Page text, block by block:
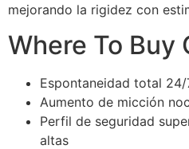
mejorando la rigidez con
Where To Buy
Espontaneidad total 24/
Aumento de micción
Perfil de seguridad
altas